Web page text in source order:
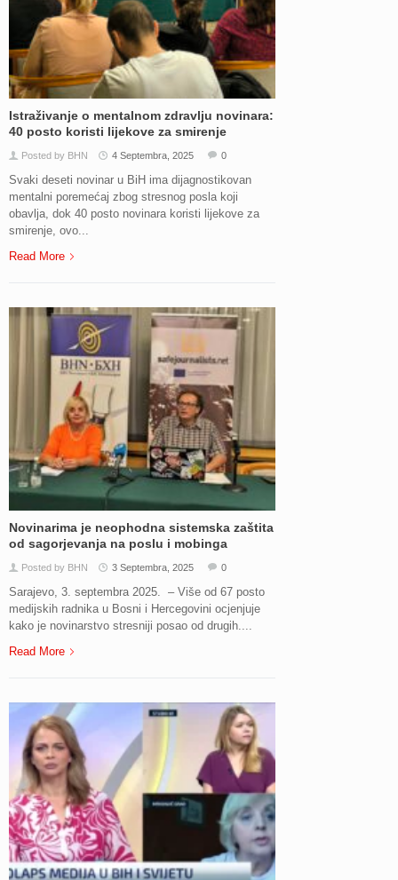
Istraživanje o mentalnom zdravlju novinara:
40 posto koristi lijekove za smirenje
Posted by BHN 4 Septembra, 2025 0
Svaki deseti novinar u BiH ima dijagnostikovan
mentalni poremećaj zbog stresnog posla koji
obavlja, dok 40 posto novinara koristi lijekove za
smirenje, ovo...
Read More
Novinarima je neophodna sistemska zaštita
od sagorjevanja na poslu i mobinga
Posted by BHN 3 Septembra, 2025 0
Sarajevo, 3. septembra 2025. – Više od 67 posto
medijskih radnika u Bosni i Hercegovini ocjenjuje
kako je novinarstvo stresniji posao od drugih....
Read More